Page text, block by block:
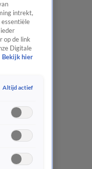
intrekt,
op de link
Digitale
Bekijk hier
Altijd actief